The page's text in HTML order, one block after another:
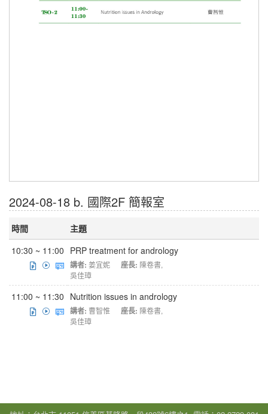
2024-08-18 b. 國際2F 簡報室
時間
主題
10:30 ~ 11:00 PRP treatment for andrology
講者: 姜宜妮 座長: 陳卷書,
吳佳璋
11:00 ~ 11:30 Nutrition issues in andrology
講者: 曹智惟 座長: 陳卷書,
吳佳璋